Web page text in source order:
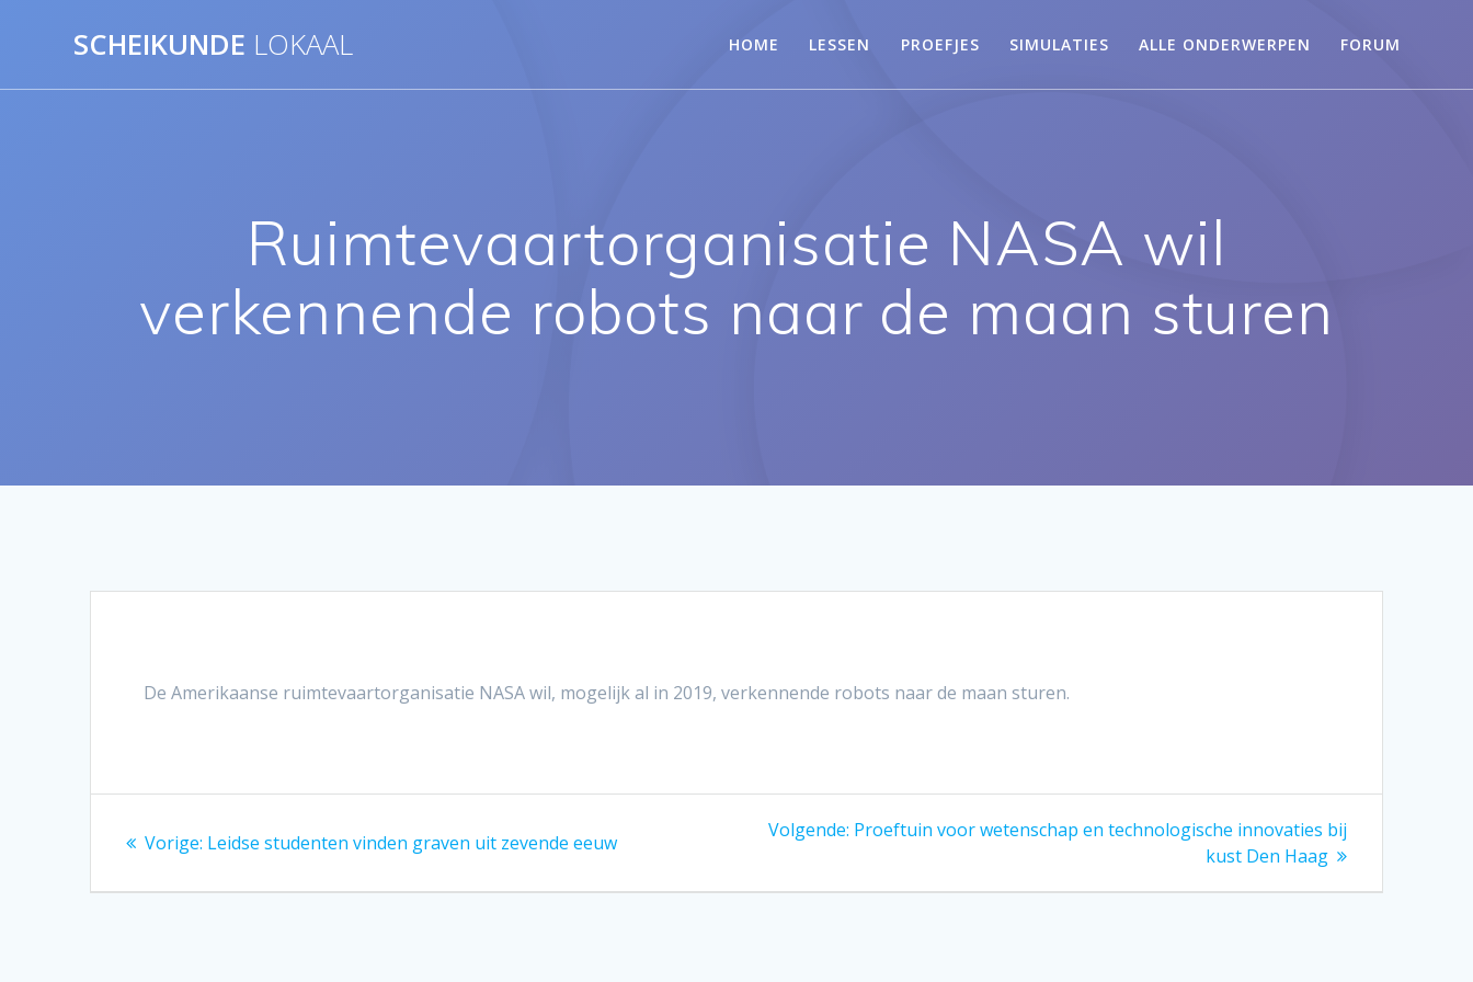
inhoud
SCHEIKUNDE LOKAAL HOME LESSEN PROEFJES SIMULATIES ALLE ONDERWERPEN FORUM
Ruimtevaartorganisatie NASA wil
verkennende robots naar de maan sturen
De Amerikaanse ruimtevaartorganisatie NASA wil, mogelijk al in 2019, verkennende robots naar de maan sturen.
navigatie
Vorige: Vorig
Leidse studenten vinden graven uit zevende eeuw
Volgende: Volgend
Proeftuin voor wetenschap en technologische innovaties bij
kust Den Haag